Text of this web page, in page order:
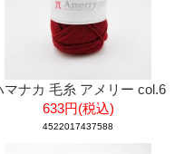
マナカ 毛糸 アメリー col.6
633円(税込)
4522017437588